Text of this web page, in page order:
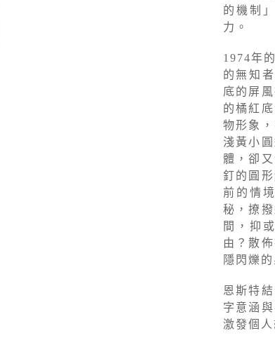
的機制
力。
1974年
的無知
底的屏
的橘紅
物形象
淺黃小
體，卻
釘的圓
前的情
秘，撩
間，抑
由？散
隱閃爍
恩斯特
字意涵
激發個